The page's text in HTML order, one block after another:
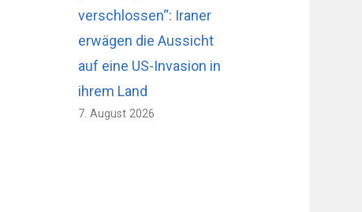
verschlossen“: Iraner
erwägen die Aussicht
auf eine US-Invasion in
ihrem Land
7. August 2026